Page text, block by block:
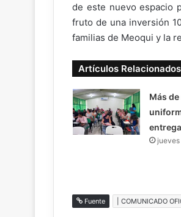
de este nuevo espacio
fruto de una inversión
familias de Meoqui y la
Artículos Relacionados
Más
Fuente | COMUNICADO